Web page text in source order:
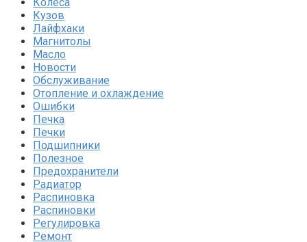
Кузов
Лайфхаки
Магнитолы
Масло
Новости
Обслуживание
Отопление и охлаждение
Ошибки
Печка
Печки
Подшипники
Полезное
Предохранители
Радиатор
Распиновка
Распиновки
Регулировка
Ремонт